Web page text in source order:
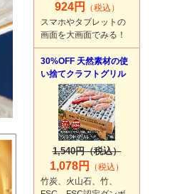
924円
（税込）
スマホやタブレットの
画面を大画面でみる！
30%OFF 天然素材の使
い捨てクラフトグリル
1,540円（税込）
1,078円
（税込）
竹炭、火山石、竹、